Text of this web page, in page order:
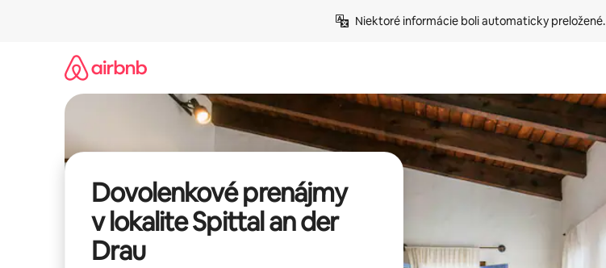
Niektoré informácie boli automaticky preložené.
Dovolenkové prenájmy
v lokalite Spittal an der
Drau